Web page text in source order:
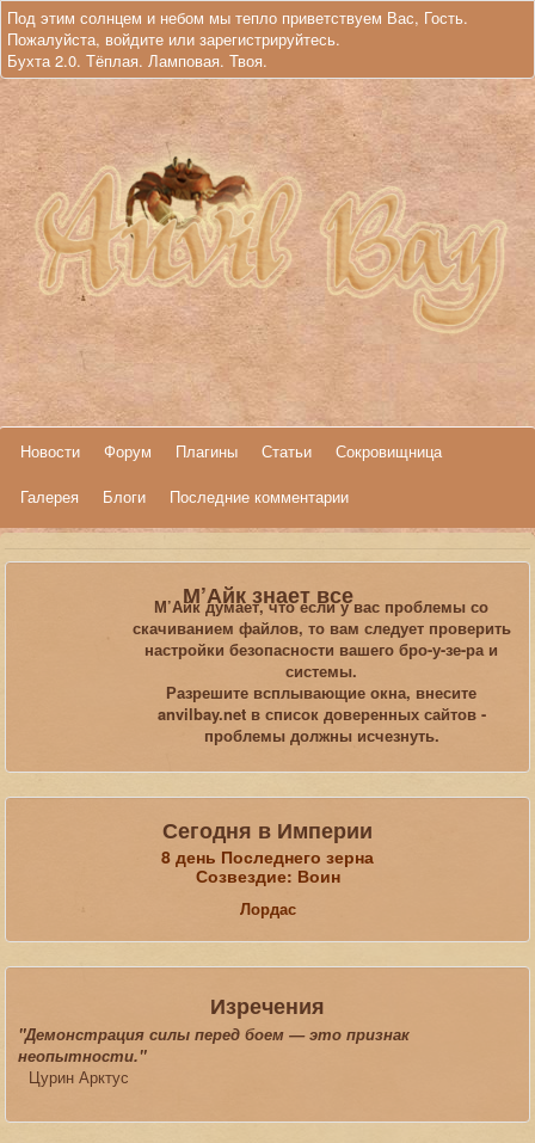
Под этим солнцем и небом мы тепло приветствуем Вас, Гость.
Пожалуйста, войдите или зарегистрируйтесь.
Бухта 2.0. Тёплая. Ламповая. Твоя.
Новости Форум Плагины Статьи
Сокровищница
Галерея
Блоги Последние комментарии
Топ 12 по количеству просмотровМ’Айк знает все
М’Айк думает, что если у вас проблемы со
скачиванием файлов, то вам следует проверить
настройки безопасности вашего бро-у-зе-ра и
системы.
Разрешите всплывающие окна, внесите
anvilbay.net в список доверенных сайтов -
проблемы должны исчезнуть.
Сегодня в Империи
8 день Последнего зерна
Созвездие: Воин
Лордас
Изречения
"Демонстрация силы перед боем — это признак
неопытности."
Цурин Арктус